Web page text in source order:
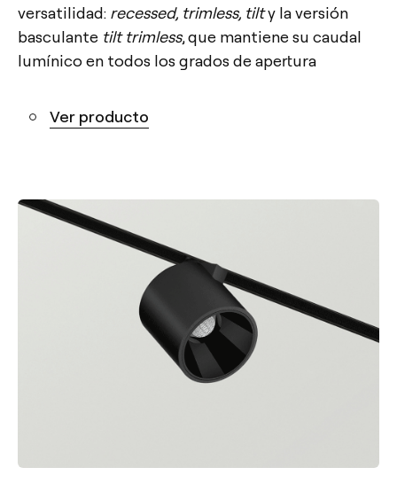
versatilidad: recessed, trimless, tilty la versión
basculante tilt trimless, que mantiene su caudal
lumínico en todos los grados de apertura
Ver producto